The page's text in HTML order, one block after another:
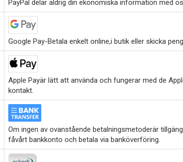
PayPal delar aldrig din ekonomiska information med
Google Pay-Betala enkelt online,i butik eller skicka
Apple Payär lätt att använda och fungerar med de
kontakt.
Om ingen av ovanstående betalningsmetoderär
fåvårt bankkonto och betala via banköverföring.